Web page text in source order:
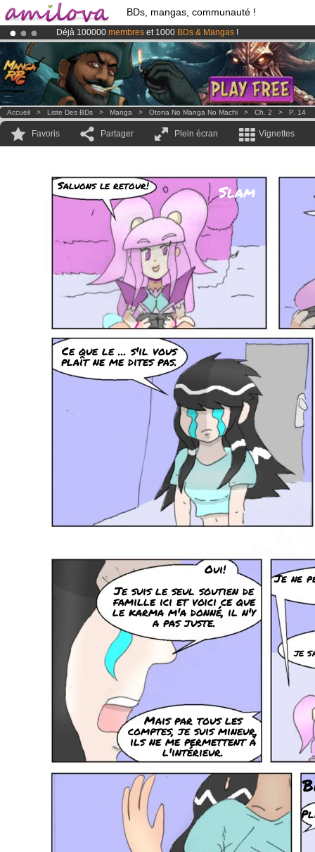
BDs, mangas, communauté !
Déjà 100000 membres et 1000 BDs & Mangas !
LeKickstarter Amilova est désormais lancé!.
Abonnement premium: à partir de
3.95 eurospar mois !Clique ici
Accueil > Liste Des BDs > Manga > Otona No Manga No Machi > Ch. 2 > P. 14
Favoris Partager Plein écran Vignettes
Saluons le retour! Slam
Ce que le ... s'il vous
plaît ne me dites pas.
Oui!
Je suis le seul soutien de
famille ici et voici ce que
le karma m'a donné, il n'y
a pas juste.
Mais par tous les
comptes, je suis mineur,
ils ne me permettent à
l'intérieur.
Je ne
je